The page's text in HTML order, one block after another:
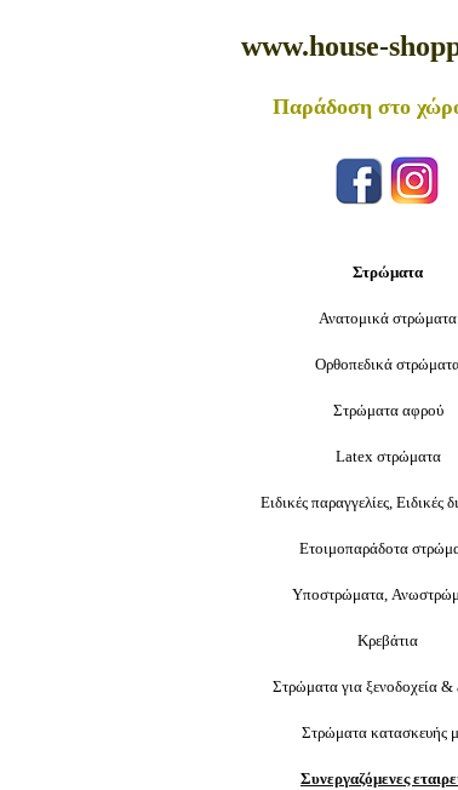
www.house-
Παράδοση στο
Στρώματα
Ανατομικά στρώματα
Ορθοπεδικά
Στρώματα αφρού
Latex στρώματα
Ειδικές παραγγελίες, Ειδικές
Ετοιμοπαράδοτα
Υποστρώματα,
Κρεβάτια
Στρώματα για ξενοδοχεία &
Στρώματα κατασκευής
Συνεργαζόμενες